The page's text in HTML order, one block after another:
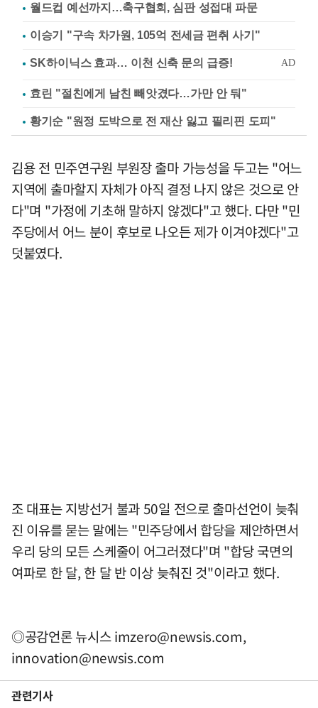
월드컵 예선까지…축구협회, 심판 성접대 파문
이승기 "구속 차가원, 105억 전세금 편취 사기"
효린 "절친에게 남친 빼앗겼다…가만 안 둬"
황기순 "원정 도박으로 전 재산 잃고 필리핀 도피"
김용 전 민주연구원 부원장 출마 가능성을 두고는 "어느
지역에 출마할지 자체가 아직 결정 나지 않은 것으로 안
다"며 "가정에 기초해 말하지 않겠다"고 했다. 다만 "민
주당에서 어느 분이 후보로 나오든 제가 이겨야겠다"고
덧붙였다.
조 대표는 지방선거 불과 50일 전으로 출마선언이 늦춰
진 이유를 묻는 말에는 "민주당에서 합당을 제안하면서
우리 당의 모든 스케줄이 어그러졌다"며 "합당 국면의
여파로 한 달, 한 달 반 이상 늦춰진 것"이라고 했다.
◎공감언론 뉴시스imzero@newsis.com,
innovation@newsis.com
관련기사